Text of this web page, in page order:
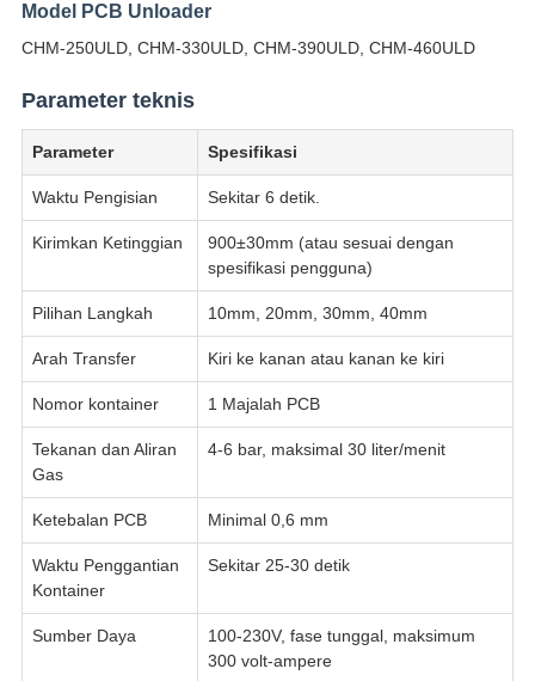
Model PCB Unloader
CHM-250ULD, CHM-330ULD, CHM-390ULD, CHM-460ULD
Parameter teknis
Parameter Spesifikasi
Waktu Pengisian Sekitar 6 detik.
Kirimkan Ketinggian
900±30mm (atau sesuai dengan
spesifikasi pengguna)
Pilihan Langkah 10mm, 20mm, 30mm, 40mm
Arah Transfer Kiri ke kanan atau kanan ke kiri
Nomor kontainer 1 Majalah PCB
Tekanan dan Aliran
Gas
4-6 bar, maksimal 30 liter/menit
Ketebalan PCB Minimal 0,6 mm
Waktu Penggantian
Kontainer
Sekitar 25-30 detik
Sumber Daya
100-230V, fase tunggal, maksimum
300 volt-ampere